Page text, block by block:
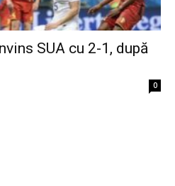
SUA cu 2-1, după
0